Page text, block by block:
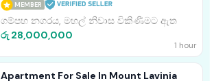
MEMBER
ගම්පහ නගරය, මහල් නිවාස විකිණීමට ඇත
රු 28,000,000
1 hour
Apartment For Sale In Mount Lavinia